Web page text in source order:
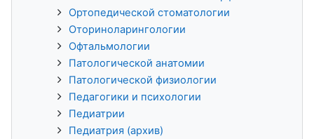
Ортопедической стоматологии
Оториноларингологии
Офтальмологии
Патологической анатомии
Патологической физиологии
Педагогики и психологии
Педиатрии
Педиатрия (архив)